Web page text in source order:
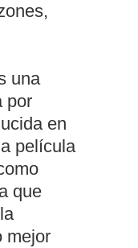
una
por
en
película
que
mejor